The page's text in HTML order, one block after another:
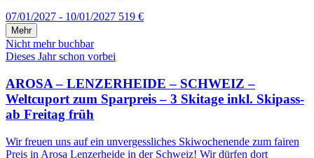
07/01/2027 - 10/01/2027 519 €
Mehr
Nicht mehr buchbar
Dieses Jahr schon vorbei
AROSA – LENZERHEIDE – SCHWEIZ –
Weltcuport zum Sparpreis – 3 Skitage inkl. Skipass-
ab Freitag früh
Wir freuen uns auf ein unvergessliches Skiwochenende zum fairen
Preis in Arosa Lenzerheide in der Schweiz! Wir dürfen dort